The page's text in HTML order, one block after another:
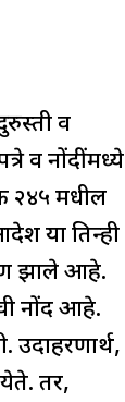
व
व नोंदींमध्ये
२४५ मधील
या तिन्ही
झाले आहे.
नोंद आहे.
उदाहरणार्थ,
तर,